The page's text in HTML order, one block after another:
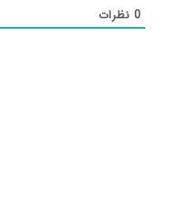
0نظرات